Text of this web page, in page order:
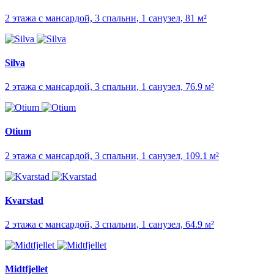
2 этажа с мансардой, 3 спальни, 1 санузел, 81 м²
Silva
2 этажа с мансардой, 3 спальни, 1 санузел, 76.9 м²
Otium
2 этажа с мансардой, 3 спальни, 1 санузел, 109.1 м²
Kvarstad
2 этажа с мансардой, 3 спальни, 1 санузел, 64.9 м²
Midtfjellet